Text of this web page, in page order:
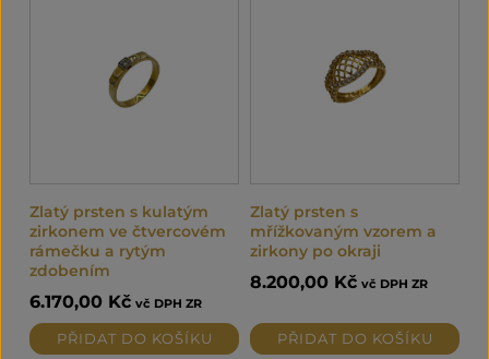
Zlatý prsten s kulatým
zirkonem ve čtvercovém
rámečku a rytým
zdobením
6.170,00 Kč vč DPH ZR
PŘIDAT DO KOŠÍKU
Zlatý prsten s
mřížkovaným vzorem a
zirkony po okraji
8.200,00 Kč vč DPH ZR
PŘIDAT DO KOŠÍKU